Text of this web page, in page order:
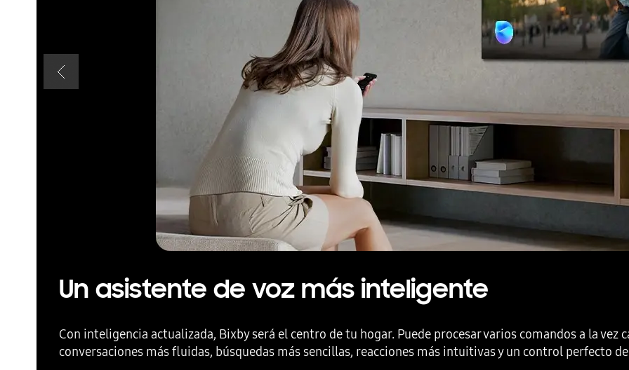
Un asistente de voz más inteligente
Con inteligencia actualizada, Bixby será el centro de tu hogar. Puede procesar varios comandos a la
conversaciones más fluidas, búsquedas más sencillas, reacciones más intuitivas y un control perfecto